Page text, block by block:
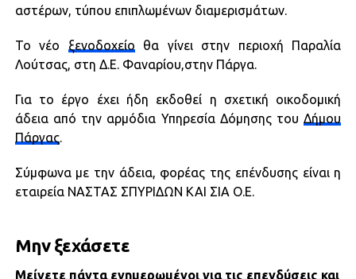
αστέρων, τύπου επιπλωμένων διαμερισμάτων.
Το νέο ξενοδοχείο θα γίνει στην περιοχή Παραλία
Λούτσας, στη Δ.Ε. Φαναρίου,στην Πάργα.
Για το έργο έχει ήδη εκδοθεί η σχετική οικοδομική
άδεια από την αρμόδια Υπηρεσία Δόμησης τουΔήμου
Πάργας.
Σύμφωνα με την άδεια, φορέας της επένδυσης είναι η
εταιρεία ΝΑΣΤΑΣ ΣΠΥΡΙΔΩΝ ΚΑΙ ΣΙΑ Ο.Ε.
Μην ξεχάσετε
Μείνετε πάντα ενημερωμένοι για τις επενδύσεις και